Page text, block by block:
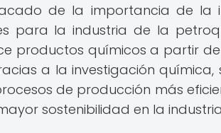
de la importancia de la
para la industria de la
productos químicos a partir
a la investigación
de producción más
sostenibilidad en la